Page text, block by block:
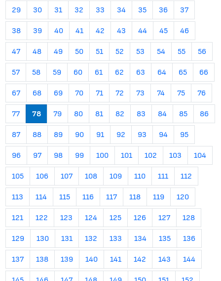
29 30 31 32 33 34 35 36 37
38 39 40 41 42 43 44 45 46
47 48 49 50 51 52 53 54 55 56
57 58 59 60 61 62 63 64 65 66
67 68 69 70 71 72 73 74 75 76
77 78 79 80 81 82 83 84 85 86
87 88 89 90 91 92 93 94 95
96 97 98 99 100 101 102 103 104
105 106 107 108 109 110 111 112
113 114 115 116 117 118 119 120
121 122 123 124 125 126 127 128
129 130 131 132 133 134 135 136
137 138 139 140 141 142 143 144